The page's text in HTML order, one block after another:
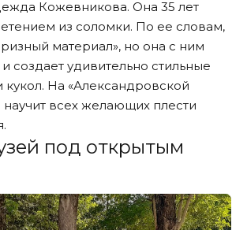
Кожевникова. Она 35 лет
из соломки. По ее словам,
материал», но она с ним
создает удивительно стильные
кукол. На «Александровской
научит всех желающих плести
под открытым